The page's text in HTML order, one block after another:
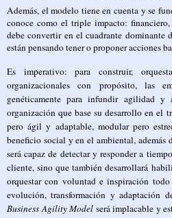
Además, el modelo tiene en cuenta y se
conoce como el triple impacto:
debe convertir en el cuadrante dominante
están pensando tener o proponer acciones
Es imperativo: para construir,
organizacionales con propósito, las
genéticamente para infundir agilidad
organización que base su desarrollo en el
pero ágil y adaptable, modular pero
beneficio social y en el ambiental,
será capaz de detectar y respondera
cliente, sino que también desarrollará
orquestar con voluntad e inspiración
evolución, transformación y adaptación
Business Agility Model será implacable y